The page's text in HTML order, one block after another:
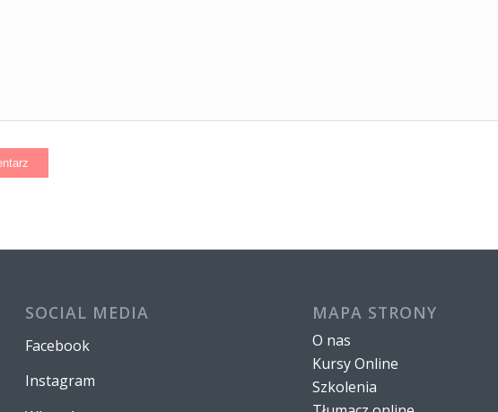
SOCIAL MEDIA
Facebook
Instagram
MAPA STRONY
O nas
Kursy Online
Szkolenia